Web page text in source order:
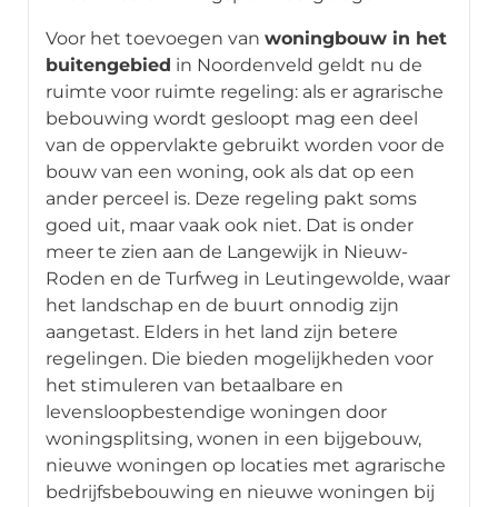
Voor het toevoegen van woningbouw in het
buitengebied in Noordenveld geldt nu de
ruimte voor ruimte regeling: als er agrarische
bebouwing wordt gesloopt mag een deel
van de oppervlakte gebruikt worden voor de
bouw van een woning, ook als dat op een
ander perceel is. Deze regeling pakt soms
goed uit, maar vaak ook niet. Dat is onder
meer te zien aan de Langewijk in Nieuw-
Roden en de Turfweg in Leutingewolde, waar
het landschap en de buurt onnodig zijn
aangetast. Elders in het land zijn betere
regelingen. Die bieden mogelijkheden voor
het stimuleren van betaalbare en
levensloopbestendige woningen door
woningsplitsing, wonen in een bijgebouw,
nieuwe woningen op locaties met agrarische
bedrijfsbebouwing en nieuwe woningen bij